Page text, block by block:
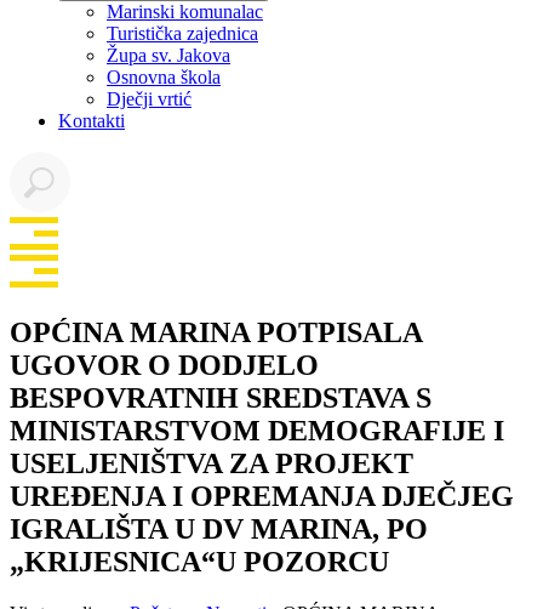
Marinski komunalac
Turistička zajednica
Župa sv. Jakova
Osnovna škola
Dječji vrtić
Kontakti
OPĆINA MARINA POTPISALA
UGOVOR O DODJELO
BESPOVRATNIH SREDSTAVA S
MINISTARSTVOM DEMOGRAFIJE I
USELJENIŠTVA ZA PROJEKT
UREĐENJA I OPREMANJA DJEČJEG
IGRALIŠTA U DV MARINA, PO
„KRIJESNICA“U POZORCU